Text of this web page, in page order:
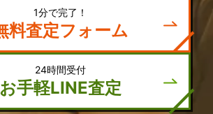
1分で完了！
料査定フォーム
24時間受付
お手軽LINE査定